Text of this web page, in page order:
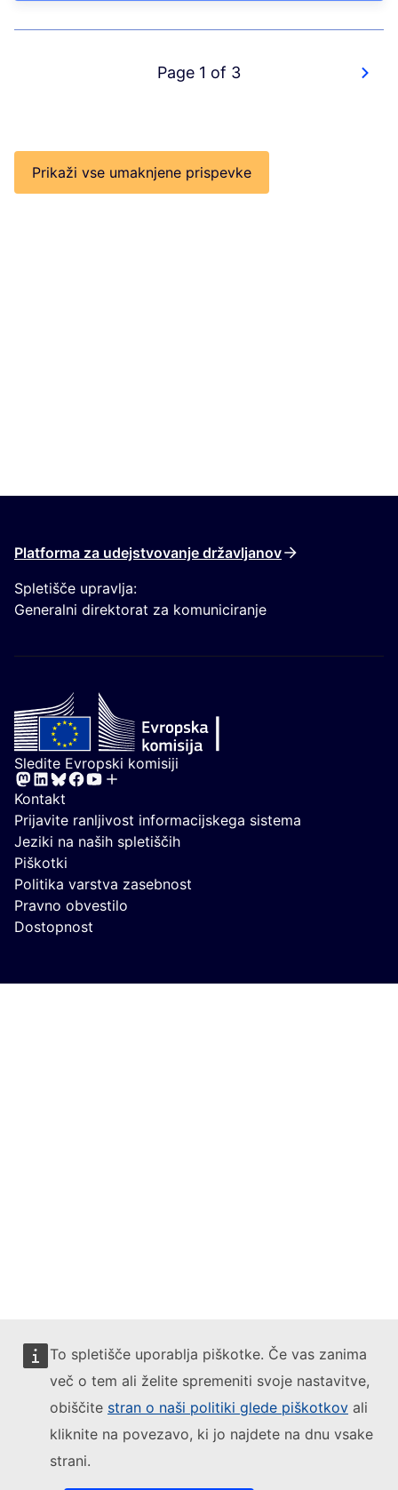
To spletišče uporablja piškotke. Če vas zanima
več o tem ali želite spremeniti svoje nastavitve,
obiščite stran o naši politiki glede piškotkov ali
kliknite na povezavo, ki jo najdete na dnu vsake
strani.
Page 1 of 3
Prikaži vse umaknjene prispevke
Platforma za udejstvovanje državljanov
Spletišče upravlja:
Generalni direktorat za komuniciranje
Sledite Evropski komisiji
Kontakt
Prijavite ranljivost informacijskega sistema
Jeziki na naših spletiščih(Zunanja povezava)
Piškotki
Politika varstva zasebnost
Pravno obvestilo
Dostopnost